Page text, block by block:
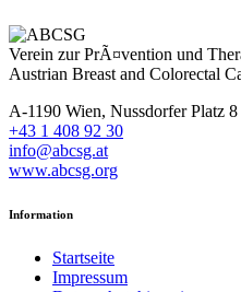
Verein zur PrÃ¤vention und
Austrian Breast and Colorectal
A-1190 Wien, Nussdorfer Platz 8
+43 1 408 92 30
info@abcsg.at
www.abcsg.org
Information
Startseite
Impressum